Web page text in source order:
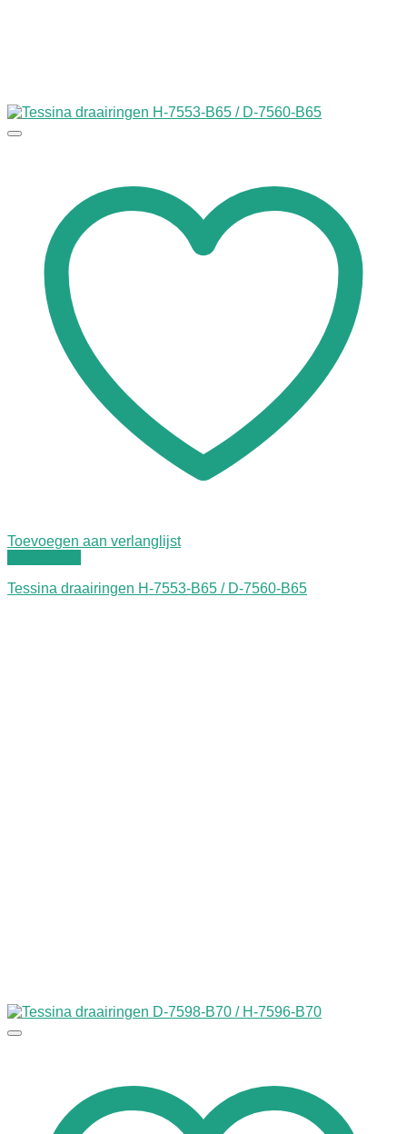
Toevoegen aan verlanglijst
Tessina draairingen H-7553-B65 / D-7560-B65